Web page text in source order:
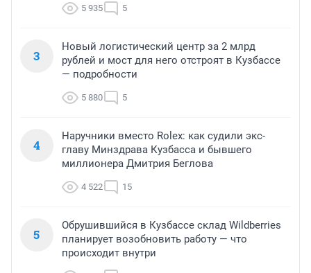
5 935 5
3
Новый логистический центр за 2 млрд
рублей и мост для него отстроят в Кузбассе
— подробности
5 880 5
4
Наручники вместо Rolex: как судили экс-
главу Минздрава Кузбасса и бывшего
миллионера Дмитрия Беглова
4 522 15
5
Обрушившийся в Кузбассе склад Wildberries
планирует возобновить работу — что
происходит внутри